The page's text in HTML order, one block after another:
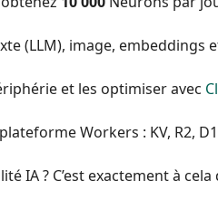
(LLM), image, embeddings
et les optimiser avec
Workers : KV, R2,
IA ? C’est exactement à